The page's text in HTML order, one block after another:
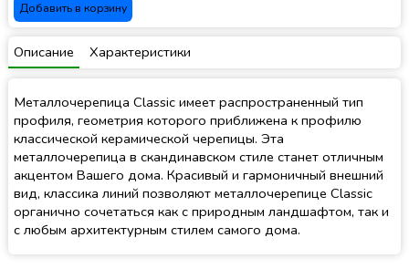
Добавить в корзину
Описание Характеристики
Металлочерепица Classic имеет распространенный тип
профиля, геометрия которого приближена к профилю
классической керамической черепицы. Эта
металлочерепица в скандинавском стиле станет отличным
акцентом Вашего дома. Красивый и гармоничный внешний
вид, классика линий позволяют металлочерепице Classic
органично сочетаться как с природным ландшафтом, так и
с любым архитектурным стилем самого дома.